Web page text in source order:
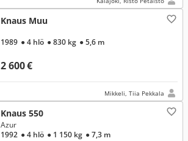
Knaus Muu
2 600 €
1989 ● 4 hlö ● 830 kg ● 5,6 m
Mikkeli, Tiia Pekkala
Knaus 550
Azur
1992 ● 4 hlö ● 1 150 kg ● 7,3 m